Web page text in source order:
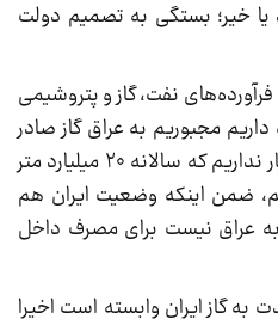
خیر؛ بستگی به تصمیم دولت
نفت، گاز و پتروشیمی
مجبوریم به عراق گاز صادر
کنیم اما اکنون گاز مازاد در اختیار نداریم که سالانه ۲۰ میلیارد متر
ضمن اینکه وضعیت ایران هم
عراق نیست برای مصرف داخل
گاز ایران وابسته است اخیرا